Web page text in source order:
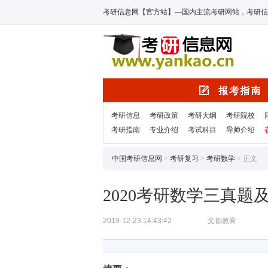
考研信息网【官方站】—国内主流考研网站，考研
考研信息 考研政策 考研大纲 考研院校
考研指南
专业介绍 考试科目 导师介绍
中国考研信息网 > 考研复习 > 考研数学 > 正文
2020考研数学三真题
2019-12-23 14:43:42 文都教育